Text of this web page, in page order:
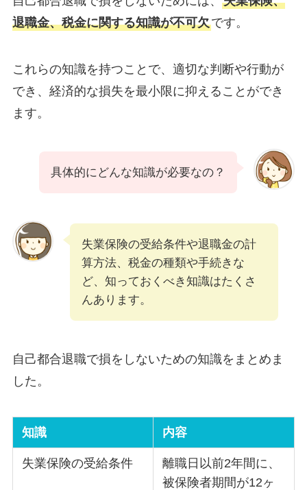
退職金、税金に関する知識が不可欠です。
これらの知識を持つことで、適切な判断や行動が
でき、経済的な損失を最小限に抑えることができ
ます。
具体的にどんな知識が必要なの？
失業保険の受給条件や退職金の計
算方法、税金の種類や手続きな
ど、知っておくべき知識はたくさ
んあります。
自己都合退職で損をしないための知識をまとめま
した。
知識 内容
失業保険の受給条件
離職日以前2年間に、
被保険者期間が12ヶ